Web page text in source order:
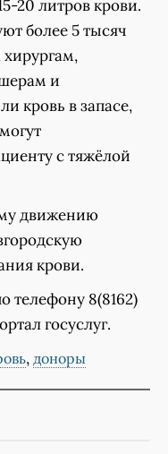
20 литров крови.
более 5 тысяч
и
кровь в запасе,
с тяжёлой
движению
крови.
телефону 8(8162)
госуслуг.
, доноры